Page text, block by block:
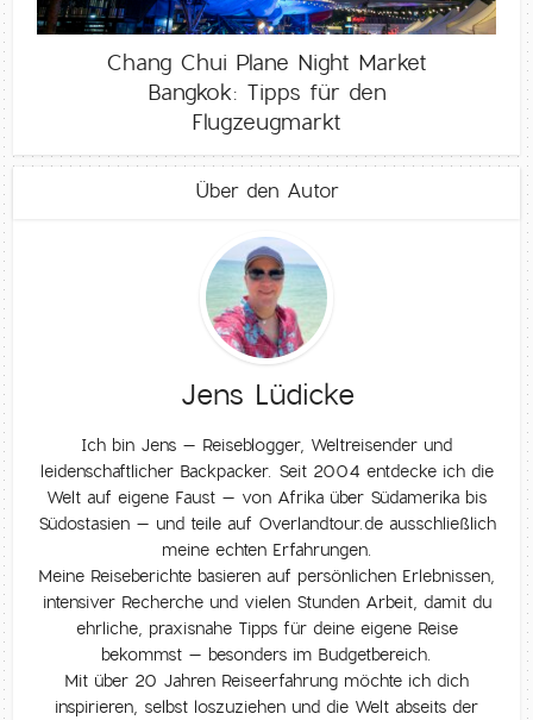
Chang Chui Plane Night Market
Bangkok: Tipps für den
Flugzeugmarkt
Über den Autor
Jens Lüdicke
Ich bin Jens – Reiseblogger, Weltreisender und
leidenschaftlicher Backpacker. Seit 2004 entdecke ich die
Welt auf eigene Faust – von Afrika über Südamerika bis
Südostasien – und teile auf Overlandtour.de ausschließlich
meine echten Erfahrungen.
Meine Reiseberichte basieren auf persönlichen Erlebnissen,
intensiver Recherche und vielen Stunden Arbeit, damit du
ehrliche, praxisnahe Tipps für deine eigene Reise
bekommst – besonders im Budgetbereich.
Mit über 20 Jahren Reiseerfahrung möchte ich dich
inspirieren, selbst loszuziehen und die Welt abseits der